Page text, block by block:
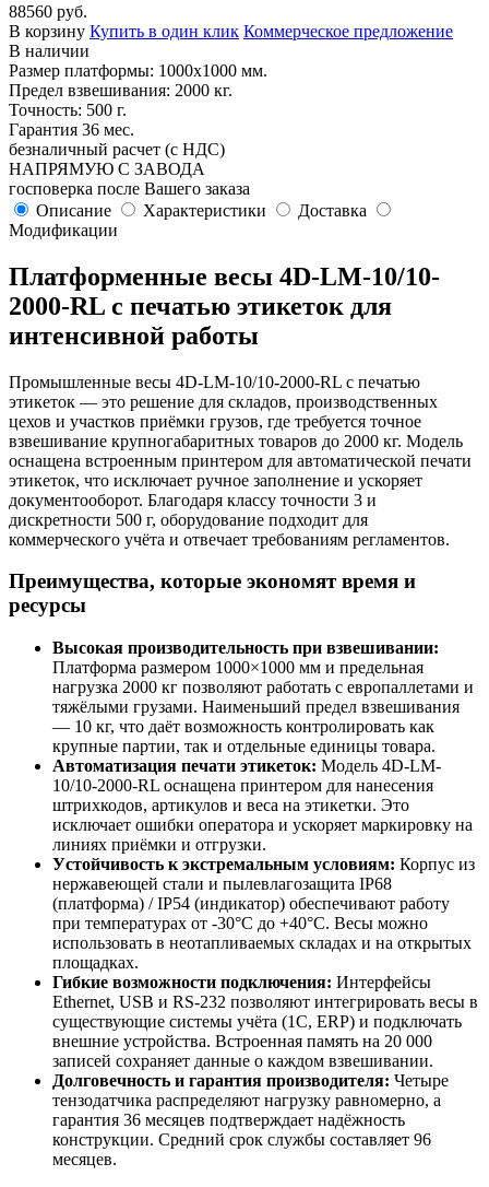
88560 руб.
В корзину Купить в один клик Коммерческое предложение
В наличии
Размер платформы: 1000х1000 мм.
Предел взвешивания: 2000 кг.
Точность: 500 г.
Гарантия 36 мес.
безналичный расчет (с НДС)
НАПРЯМУЮ С ЗАВОДА
госповерка после Вашего заказа
Описание
Характеристики
Доставка
Модификации
Платформенные весы 4D-LM-10/10-
2000-RL с печатью этикеток для
интенсивной работы
Промышленные весы 4D-LM-10/10-2000-RL с печатью
этикеток — это решение для складов, производственных
цехов и участков приёмки грузов, где требуется точное
взвешивание крупногабаритных товаров до 2000 кг. Модель
оснащена встроенным принтером для автоматической печати
этикеток, что исключает ручное заполнение и ускоряет
документооборот. Благодаря классу точности 3 и
дискретности 500 г, оборудование подходит для
коммерческого учёта и отвечает требованиям регламентов.
Преимущества, которые экономят время и
ресурсы
Высокая производительность при взвешивании:
Платформа размером 1000×1000 мм и предельная
нагрузка 2000 кг позволяют работать с европаллетами и
тяжёлыми грузами. Наименьший предел взвешивания
— 10 кг, что даёт возможность контролировать как
крупные партии, так и отдельные единицы товара.
Автоматизация печати этикеток: Модель 4D-LM-
10/10-2000-RL оснащена принтером для нанесения
штрихкодов, артикулов и веса на этикетки. Это
исключает ошибки оператора и ускоряет маркировку на
линиях приёмки и отгрузки.
Устойчивость к экстремальным условиям: Корпус из
нержавеющей стали и пылевлагозащита IP68
(платформа) / IP54 (индикатор) обеспечивают работу
при температурах от -30°C до +40°C. Весы можно
использовать в неотапливаемых складах и на открытых
площадках.
Гибкие возможности подключения: Интерфейсы
Ethernet, USB и RS-232 позволяют интегрировать весы в
существующие системы учёта (1С, ERP) и подключать
внешние устройства. Встроенная память на 20 000
записей сохраняет данные о каждом взвешивании.
Долговечность и гарантия производителя: Четыре
тензодатчика распределяют нагрузку равномерно, а
гарантия 36 месяцев подтверждает надёжность
конструкции. Средний срок службы составляет 96
месяцев.